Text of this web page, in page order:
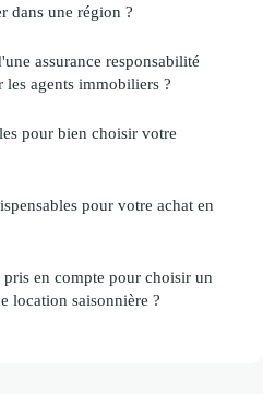
dans une région ?
assurance responsabilité
agents immobiliers ?
pour bien choisir votre
pour votre achat en
en compte pour choisir un
location saisonnière ?